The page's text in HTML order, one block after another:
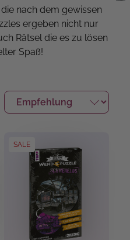
nach dem gewissen
ergeben nicht nur
Rätsel die es zu lösen
Spaß!
SALE